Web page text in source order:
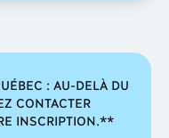
: AU-DELÀ DU
CONTACTER
INSCRIPTION.**